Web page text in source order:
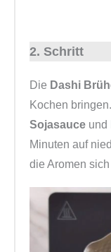
2. Schritt
Die Dashi
Kochen
Sojasauce und
Minuten auf
die Aromen